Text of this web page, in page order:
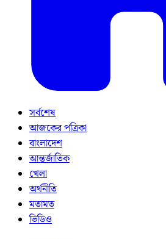
সর্বশেষ
আজকের পত্রিকা
বাংলাদেশ
আন্তর্জাতিক
খেলা
অর্থনীতি
মতামত
ভিডিও